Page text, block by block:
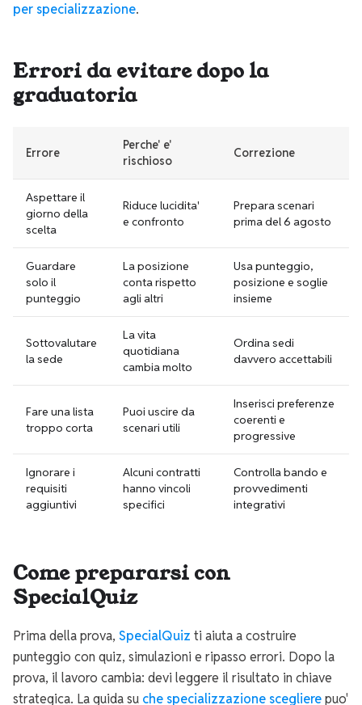
per specializzazione.
Errori da evitare dopo la
graduatoria
Errore
Perche' e'
rischioso
Correzione
Aspettare il
giorno della
scelta
Riduce lucidita'
e confronto
Prepara scenari
prima del 6 agosto
Guardare
solo il
punteggio
La posizione
conta rispetto
agli altri
Usa punteggio,
posizione e soglie
insieme
Sottovalutare
la sede
La vita
quotidiana
cambia molto
Ordina sedi
davvero accettabili
Fare una lista
troppo corta
Puoi uscire da
scenari utili
Inserisci preferenze
coerenti e
progressive
Ignorare i
requisiti
aggiuntivi
Alcuni contratti
hanno vincoli
specifici
Controlla bando e
provvedimenti
integrativi
Come prepararsi con
SpecialQuiz
Prima della prova, SpecialQuiz ti aiuta a costruire
punteggio con quiz, simulazioni e ripasso errori. Dopo la
prova, il lavoro cambia: devi leggere il risultato in chiave
strategica. La guida su che specializzazione sceglierepuo'